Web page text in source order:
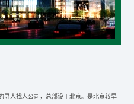
人找人公司，总部设于北京。是北京较早一